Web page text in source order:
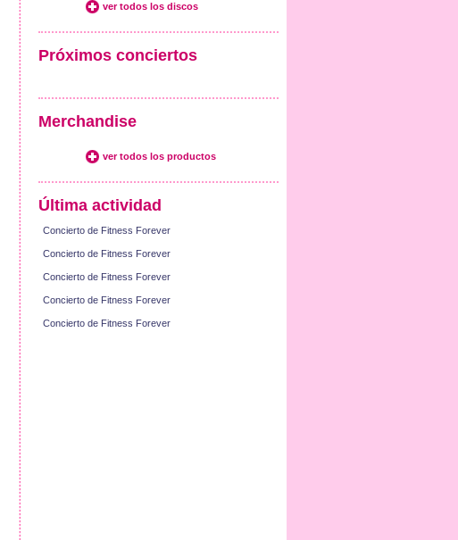
ver todos los discos
Próximos conciertos
Merchandise
ver todos los productos
Última actividad
Concierto de Fitness Forever
Concierto de Fitness Forever
Concierto de Fitness Forever
Concierto de Fitness Forever
Concierto de Fitness Forever